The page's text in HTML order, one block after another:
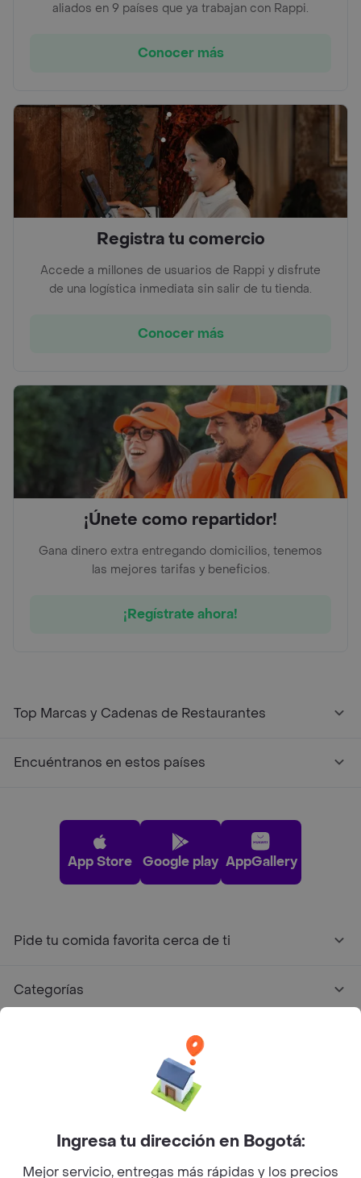
aliados en 9 países que ya trabajan con Rappi.
Conocer más
Registra tu comercio
Accede a millones de usuarios de Rappi y disfrute
de una logística inmediata sin salir de tu tienda.
Conocer más
¡Únete como repartidor!
Gana dinero extra entregando domicilios, tenemos
las mejores tarifas y beneficios.
¡Regístrate ahora!
Top Marcas y Cadenas de Restaurantes
Encuéntranos en estos países
App Store Google play AppGallery
Pide tu comida favorita cerca de ti
Categorías
Facebook
Twitter
Instagram
©2026Rappi Inc. All rights reserved.
Ingresa tu dirección en Bogotá:
Mejor servicio, entregas más rápidas y los precios